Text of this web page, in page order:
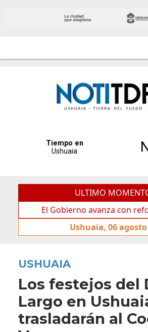
ULTIMO
El Gobierno avanza con reforma en
Ushuaia, 06 agosto
USHUAIA
Los festejos del
Largo en
trasladarán al